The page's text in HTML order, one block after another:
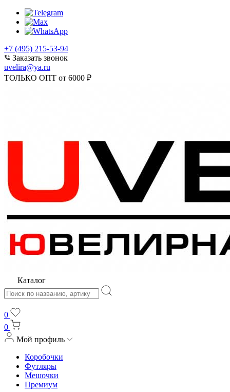
+7 (495) 215-53-94
Заказать звонок
uvelira@ya.ru
ТОЛЬКО ОПТ от 6000 ₽
Каталог
0
0
Мой профиль
Коробочки
Футляры
Мешочки
Премиум